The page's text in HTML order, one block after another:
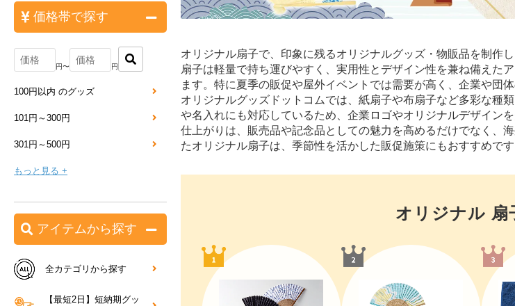
オリジナル扇子で、印象に残るオリジナルグッズ・物販品を制作
扇子は軽量で持ち運びやすく、実用性とデザイン性を兼ね備えた
ます。特に夏季の販促や屋外イベントでは需要が高く、企業や団
オリジナルグッズドットコムでは、紙扇子や布扇子など多彩な種
や名入れにも対応しているため、企業ロゴやオリジナルデザイン
仕上がりは、販売品や記念品としての魅力を高めるだけでなく、
たオリジナル扇子は、季節性を活かした販促施策にもおすすめで
オリジナル 扇
価格帯で探す
円〜 円
100円以内 のグッズ
101円～300円
301円～500円
もっと見る +
アイテムから探す
全カテゴリから探す
【最短2日】短納期グッ